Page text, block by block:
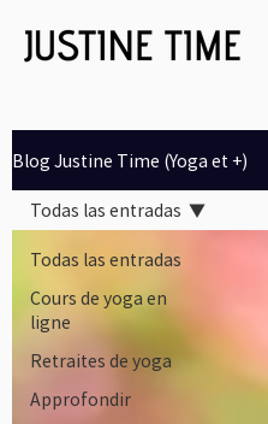
Blog Justine Time (Yoga et +)
Todas las entradas
Cours de yoga en
ligne
Retraites de yoga
Approfondir
Todas las entradas